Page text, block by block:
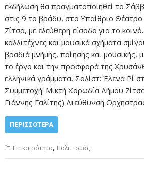
εκδήλωση θα πραγματοποιηθεί το
στις 9 το βράδυ, στο Υπαίθριο
Ζίτσα, με ελεύθερη είσοδο για το κοινό.
καλλιτέχνες και μουσικά σχήματα
βραδιά μνήμης, ποίησης και μουσικής,
το έργο και την προσφορά της
ελληνικά γράμματα. Σολίστ: Έλενα Ρί
Συμμετοχή: Μικτή Χορωδία Δήμου
Γιάννης Γαλίτης) Διεύθυνση
ΠΕΡΙΣΣΌΤΕΡΑ
Επικαιρότητα, Πολιτισμός